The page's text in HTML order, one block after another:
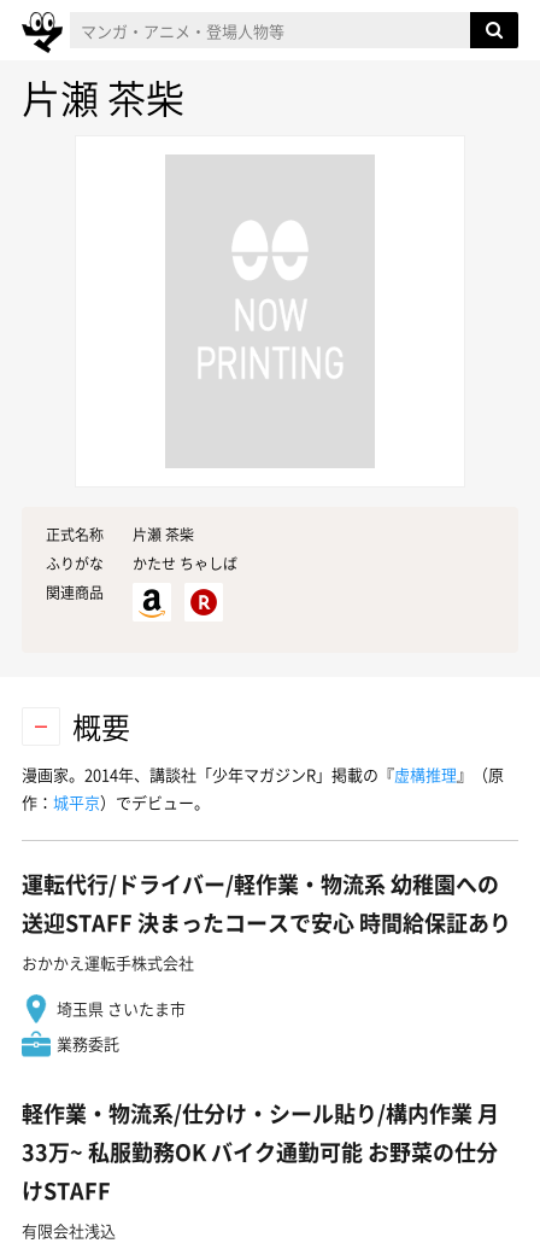
片瀬 茶柴
正式名称
片瀬 茶柴
ふりがな
かたせ ちゃしば
関連商品
概要
漫画家。2014年、講談社「少年マガジンR」掲載の『虚構推理』（原
作： 城平京）でデビュー。
運転代行/ドライバー/軽作業・物流系 幼稚園への
送迎STAFF 決まったコースで安心 時間給保証あり
おかかえ運転手株式会社
埼玉県 さいたま市
業務委託
軽作業・物流系/仕分け・シール貼り/構内作業 月
33万~ 私服勤務OK バイク通勤可能 お野菜の仕分
けSTAFF
有限会社浅込